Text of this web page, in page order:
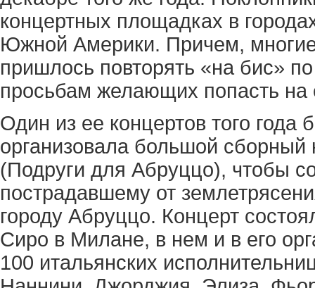
концертных площадках в
Южной Америки. Причем,
пришлось повторять «на бис»
просьбам желающих попасть на
Один из ее концертов того
организовала большой сборный
(Подруги для Абруццо), чтобы
пострадавшему от
городу Абруццо. Концерт
Сиро в Милане, в нем и в его
100 итальянских